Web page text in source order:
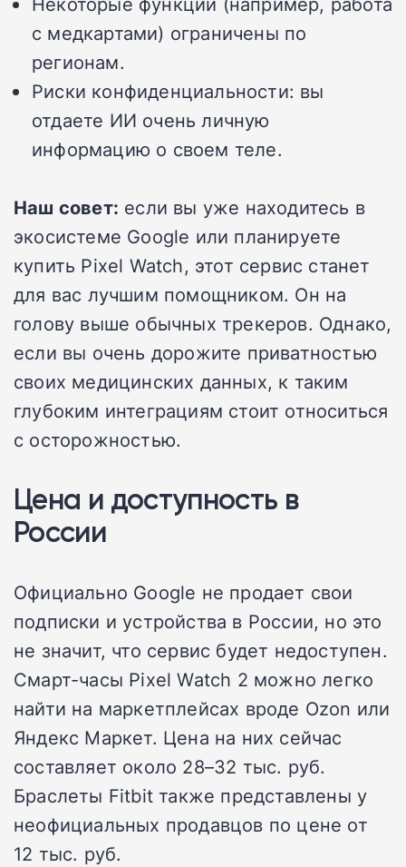
с медкартами) ограничены по
регионам.
Риски конфиденциальности: вы
отдаете ИИ очень личную
информацию о своем теле.
Наш совет: если вы уже находитесь в
экосистеме Google или планируете
купить Pixel Watch, этот сервис станет
для вас лучшим помощником. Он на
голову выше обычных трекеров. Однако,
если вы очень дорожите приватностью
своих медицинских данных, к таким
глубоким интеграциям стоит относиться
с осторожностью.
Цена и доступность в
России
Официально Google не продает свои
подписки и устройства в России, но это
не значит, что сервис будет недоступен.
Смарт-часы Pixel Watch 2 можно легко
найти на маркетплейсах вроде Ozon или
Яндекс Маркет. Цена на них сейчас
составляет около 28–32 тыс. руб.
Браслеты Fitbit также представлены у
неофициальных продавцов по цене от
12 тыс. руб.